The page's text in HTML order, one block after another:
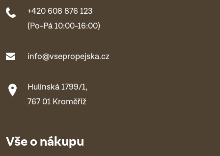
+420 608 876 123
(Po-Pá 10:00-16:00)
info@vsepropejska.cz
Hulínská 1799/1,
767 01 Kroměříž
Vše o nákupu